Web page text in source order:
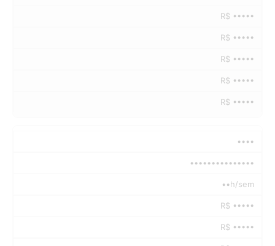
R$ •••••
R$ •••••
R$ •••••
R$ •••••
R$ •••••
••••
•••••••••••••••
••h/sem
R$ •••••
R$ •••••